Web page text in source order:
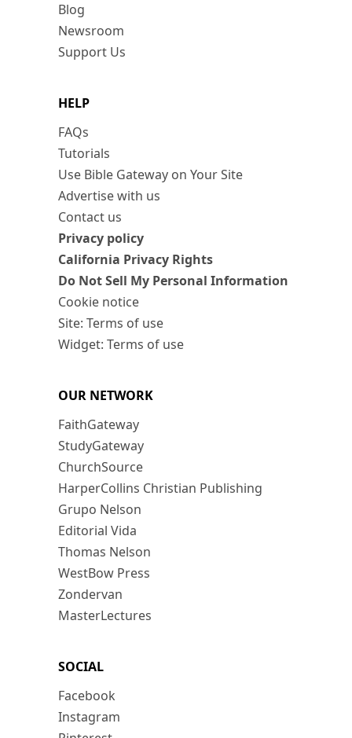
Blog
Newsroom
Support Us
HELP
FAQs
Tutorials
Use Bible Gateway on Your Site
Advertise with us
Contact us
Privacy policy
California Privacy Rights
Do Not Sell My Personal Information
Cookie notice
Site: Terms of use
Widget: Terms of use
OUR NETWORK
FaithGateway
StudyGateway
ChurchSource
HarperCollins Christian Publishing
Grupo Nelson
Editorial Vida
Thomas Nelson
WestBow Press
Zondervan
MasterLectures
SOCIAL
Facebook
Instagram